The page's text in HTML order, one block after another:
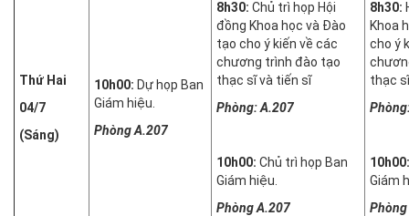
Thứ Hai
04/7
(Sáng)
10h00: Dự họp Ban
Giám hiệu.
Phòng A.207
8h30: Chủ trì họp Hội
đồng Khoa học và Đào
tạo cho ý kiến về các
chương trình đào tạo
thạc sĩ và tiến sĩ
Phòng: A.207
10h00: Chủ trì họp Ban
Giám hiệu.
Phòng A.207
8h30:
Khoa
cho ý
thạc
10h00:
Giám